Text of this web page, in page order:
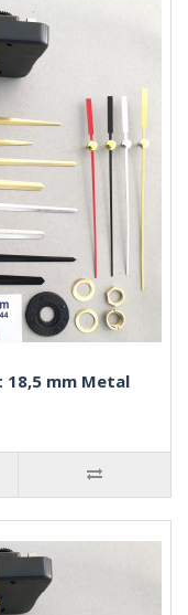
18,5 mm Metal